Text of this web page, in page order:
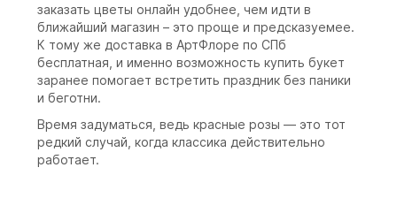
заказать цветы онлайн удобнее, чем идти в
ближайший магазин – это проще и предсказуемее.
К тому же доставка в АртФлоре по СПб
бесплатная, и именно возможность купить букет
заранее помогает встретить праздник без паники
и беготни.
Время задуматься, ведь красные розы — это тот
редкий случай, когда классика действительно
работает.